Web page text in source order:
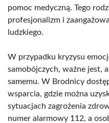
pomoc medyczną. Tego
profesjonalizm i
ludzkiego.
W przypadku kryzysu
samobójczych, ważne jest,
samemu. W Brodnicy
wsparcia, gdzie można
sytuacjach zagrożenia
numer alarmowy 112, a